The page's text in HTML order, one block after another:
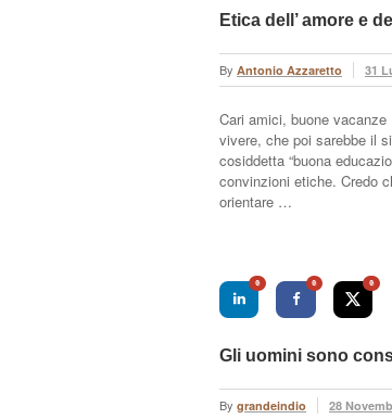
Etica dell’ amore e
By Antonio Azzaretto 31
Cari amici, buone
vivere, che poi sarebbe il
cosiddetta “buona
convinzioni etiche. Credo
orientare …
0 0 0
Gli uomini sono
By grandeindio 28